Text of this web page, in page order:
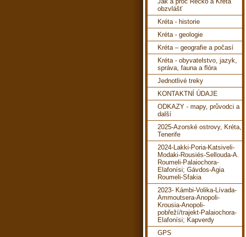
obzvlášť
Kréta - historie
Kréta - geologie
Kréta – geografie a počasí
Kréta - obyvatelstvo, jazyk,
správa, fauna a flóra
Jednotlivé treky
KONTAKTNÍ ÚDAJE
ODKAZY - mapy, průvodci a
další
2025-Azorské ostrovy, Kréta,
Tenerife
2024-Lakki-Poria-Katsiveli-
Modaki-Rousiés-Sellouda-A.
Roumeli-Palaiochora-
Elafonísi; Gávdos-Agia
Roumeli-Sfakia
2023- Kámbi-Volika-Lívada-
Ammoutsera-Anopoli-
Krousia-Anopoli-
pobřeží/trajekt-Palaiochora-
Elafonísi; Kapverdy
GPS